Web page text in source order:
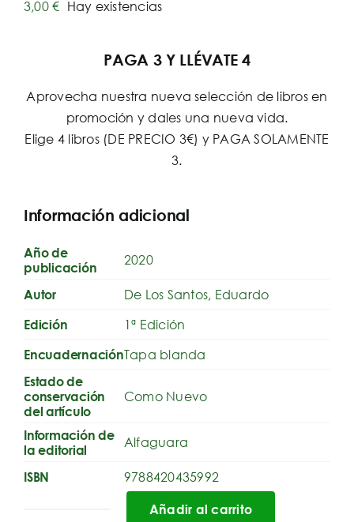
3,00€ Hay existencias
PAGA 3 Y LLÉVATE 4
Aprovecha nuestra nueva selección de libros en
promoción y dales una nueva vida.
Elige 4 libros (DE PRECIO 3€) y PAGA SOLAMENTE
3.
Información adicional
Año de
publicación
2020
Autor De Los Santos, Eduardo
Edición 1ª Edición
EncuadernaciónTapa blanda
Estado de
conservación
del artículo
Como Nuevo
Información de
la editorial
Alfaguara
ISBN 9788420435992
Añadir al carrito